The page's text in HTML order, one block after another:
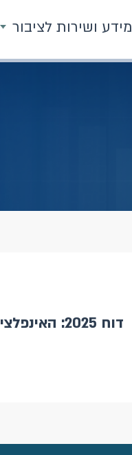
מידע ושירות לציבור
דוח 2025: האינפלציה, הריבית והשקל